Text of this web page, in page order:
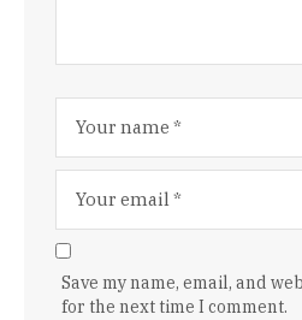
Save my name, email, and
for the next time I comment.